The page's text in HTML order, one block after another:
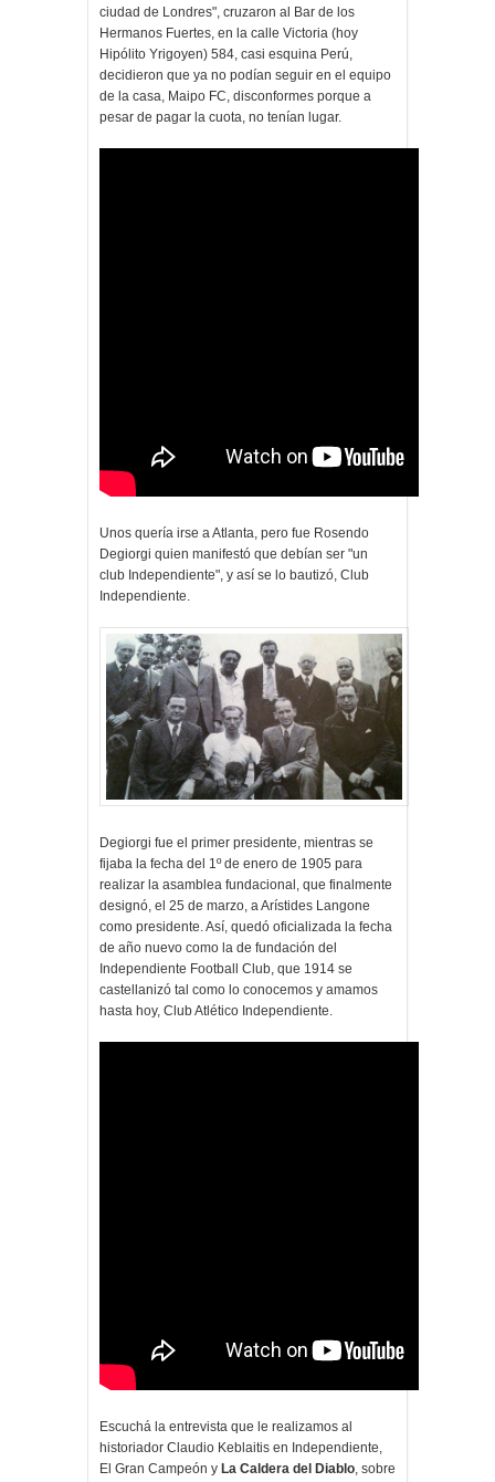
ciudad de Londres", cruzaron al Bar de los
Hermanos Fuertes, en la calle Victoria (hoy
Hipólito Yrigoyen) 584, casi esquina Perú,
decidieron que ya no podían seguir en el equipo
de la casa, Maipo FC, disconformes porque a
pesar de pagar la cuota, no tenían lugar.
Unos quería irse a Atlanta, pero fue Rosendo
Degiorgi quien manifestó que debían ser "un
club Independiente", y así se lo bautizó, Club
Independiente.
Degiorgi fue el primer presidente, mientras se
fijaba la fecha del 1º de enero de 1905 para
realizar la asamblea fundacional, que finalmente
designó, el 25 de marzo, a Arístides Langone
como presidente. Así, quedó oficializada la fecha
de año nuevo como la de fundación del
Independiente Football Club, que 1914 se
castellanizó tal como lo conocemos y amamos
hasta hoy, Club Atlético Independiente.
Escuchá la entrevista que le realizamos al
historiador Claudio Keblaitis en Independiente,
El Gran Campeón y La Caldera del Diablo, sobre